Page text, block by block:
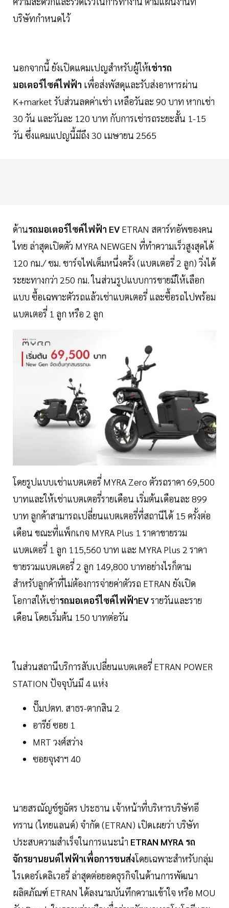
บริษัทกำหนดไว้
นอกจากนี้ ยังเปิดแคมเปญสำหรับผู้ให้เช่ารถ
มอเตอร์ไซค์ไฟฟ้า เพื่อส่งพัสดุและรับส่งอาหารผ่าน
K+market รับส่วนลดค่าเช่า เหลือวันละ 90 บาท หากเช่า
30 วัน และวันละ 120 บาท กับการเช่ารถระยะสั้น 1-15
วัน ซึ่งแคมแปญนี้มีถึง 30 เมษายน 2565
ด้านรถมอเตอร์ไซค์ไฟฟ้า EV ETRAN สตาร์ทอัพของคน
ไทย ล่าสุดเปิดตัว MYRA NEWGEN ที่ทำความเร็วสูงสุดได้
120 กม./ ชม. ชาร์จไฟเต็มหนึ่งครั้ง (แบตเตอรี่ 2 ลูก) วิ่งได้
ระยะทางกว่า 250 กม. ในส่วนรูปแบบการขายมีให้เลือก
แบบ ซื้อเฉพาะตัวรถแล้วเช่าแบตเตอรี่ และซื้อรถไปพร้อม
แบตเตอรี่ 1 ลูก หรือ 2 ลูก
โดยรูปแบบเช่าแบตเตอรี่ MYRA Zero ตัวรถราคา 69,500
บาทและให้เช่าแบตเตอรี่รายเดือน เริ่มต้นเดือนละ 899
บาท ลูกค้าสามารถเปลี่ยนแบตเตอรี่ที่สถานีได้ 15 ครั้งต่อ
เดือน ขณะที่แพ็กเกจ MYRA Plus 1 ราคาขายรวม
แบตเตอรี่ 1 ลูก 115,560 บาท และ MYRA Plus 2 ราคา
ขายรวมแบตเตอรี่ 2 ลูก 149,800 บาทอย่างไรก็ตาม
สำหรับลูกค้าที่ไม่ต้องการจ่ายค่าตัวรถ ETRAN ยังเปิด
โอกาสให้เช่ารถมอเตอร์ไซค์ไฟฟ้าEVรายวันและราย
เดือน โดยเริ่มต้น 150 บาทต่อวัน
ในส่วนสถานีบริการสับเปลี่ยนแบตเตอรี่ ETRAN POWER
STATION ปัจจุบันมี 4 แห่ง
ปั๊มปตท. สาธร-ตากสิน 2
อารีย์ ซอย 1
MRT วงศ์สว่าง
ซอยจุฬาฯ 40
นายสรณัญช์ชูฉัตร ประธาน เจ้าหน้าที่บริหารบริษัทอี
ทราน (ไทยแลนด์) จำกัด (ETRAN) เปิดเผยว่า บริษัท
ประสบความสำเร็จในการแนะนำ ETRAN MYRA รถ
จักรยานยนต์ไฟฟ้าเพื่อการขนส่งโดยเฉพาะสำหรับกลุ่ม
ไรเดอร์เดลิเวอรี่ ล่าสุดต่อยอดธุรกิจในด้านการพัฒนา
ผลิตภัณฑ์ ETRAN ได้ลงนามบันทึกความเข้าใจ หรือ MOU